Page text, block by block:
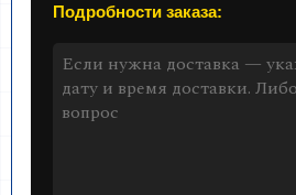
Подробности заказа: